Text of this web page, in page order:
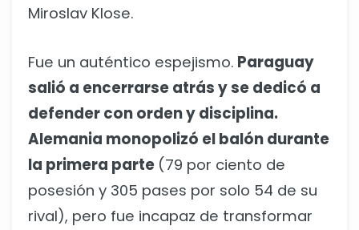
Miroslav Klose.
Fue un auténtico espejismo. Paraguay
salió a encerrarse atrás y se dedicó a
defender con orden y disciplina.
Alemania monopolizó el balón durante
la primera parte (79 por ciento de
posesión y 305 pases por solo 54 de su
rival), pero fue incapaz de transformar